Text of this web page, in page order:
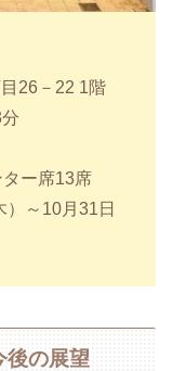
26－22 1階
ター席13席
）～10月31日
後の展望